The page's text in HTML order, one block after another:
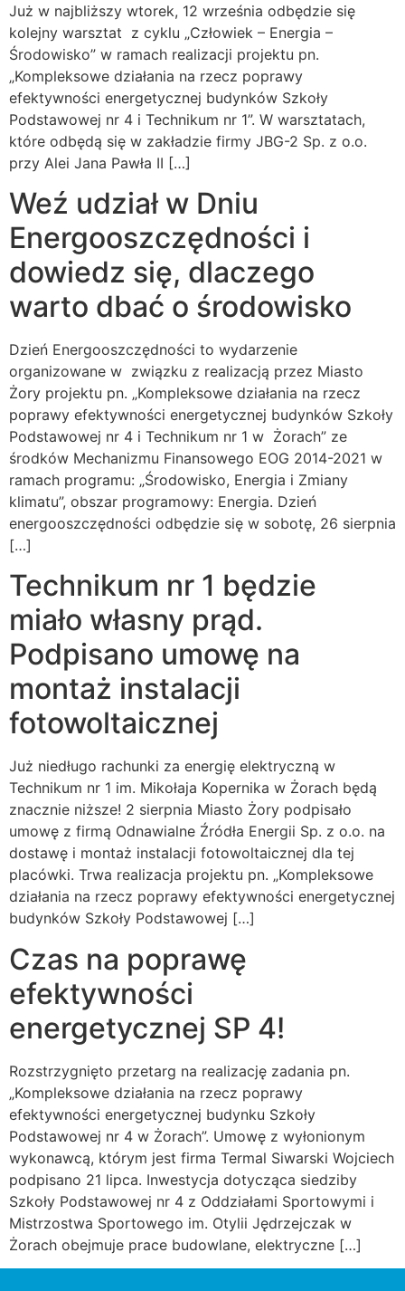
Już w najbliższy wtorek, 12 września odbędzie się
kolejny warsztat z cyklu „Człowiek – Energia –
Środowisko” w ramach realizacji projektu pn.
„Kompleksowe działania na rzecz poprawy
efektywności energetycznej budynków Szkoły
Podstawowej nr 4 i Technikum nr 1”. W warsztatach,
które odbędą się w zakładzie firmy JBG-2 Sp. z o.o.
przy Alei Jana Pawła II […]
Weź udział w Dniu
Energooszczędności i
dowiedz się, dlaczego
warto dbać o środowisko
Dzień Energooszczędności to wydarzenie
organizowane w związku z realizacją przez Miasto
Żory projektu pn. „Kompleksowe działania na rzecz
poprawy efektywności energetycznej budynków Szkoły
Podstawowej nr 4 i Technikum nr 1 w Żorach” ze
środków Mechanizmu Finansowego EOG 2014-2021 w
ramach programu: „Środowisko, Energia i Zmiany
klimatu”, obszar programowy: Energia. Dzień
energooszczędności odbędzie się w sobotę, 26 sierpnia
[…]
Technikum nr 1 będzie
miało własny prąd.
Podpisano umowę na
montaż instalacji
fotowoltaicznej
Już niedługo rachunki za energię elektryczną w
Technikum nr 1 im. Mikołaja Kopernika w Żorach będą
znacznie niższe! 2 sierpnia Miasto Żory podpisało
umowę z firmą Odnawialne Źródła Energii Sp. z o.o. na
dostawę i montaż instalacji fotowoltaicznej dla tej
placówki. Trwa realizacja projektu pn. „Kompleksowe
działania na rzecz poprawy efektywności energetycznej
budynków Szkoły Podstawowej […]
Czas na poprawę
efektywności
energetycznej SP 4!
Rozstrzygnięto przetarg na realizację zadania pn.
„Kompleksowe działania na rzecz poprawy
efektywności energetycznej budynku Szkoły
Podstawowej nr 4 w Żorach”. Umowę z wyłonionym
wykonawcą, którym jest firma Termal Siwarski Wojciech
podpisano 21 lipca. Inwestycja dotycząca siedziby
Szkoły Podstawowej nr 4 z Oddziałami Sportowymi i
Mistrzostwa Sportowego im. Otylii Jędrzejczak w
Żorach obejmuje prace budowlane, elektryczne […]